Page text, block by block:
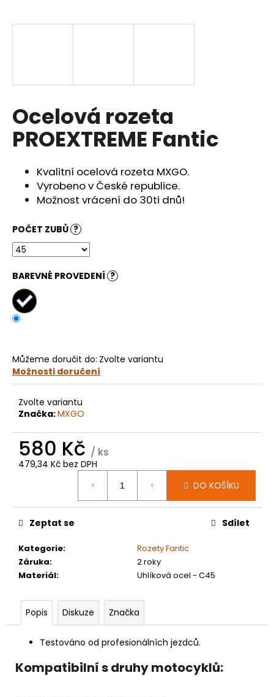
Ocelová rozeta
PROEXTREME Fantic
Kvalitní ocelová rozeta MXGO.
Vyrobeno v České republice.
Možnost vrácení do 30ti dnů!
POČET ZUBŮ ?
BAREVNÉ PROVEDENÍ ?
Můžeme doručit do: Zvolte variantu
Možnosti doručení
Zvolte variantu
Značka:MXGO
580 Kč / ks
479,34 Kč bez DPH
DO KOŠÍKU
Kategorie:
Rozety Fantic
Záruka:
2 roky
Materiál: Uhlíková ocel - C45
Zeptat se Sdílet
Popis Diskuze Značka
Testováno od profesionálních jezdců.
Kompatibilní s druhy motocyklů:
j
?
HLEDAT
p
o
r
č
u
j
e
KOLEČKO
TC85
E1247
Kč